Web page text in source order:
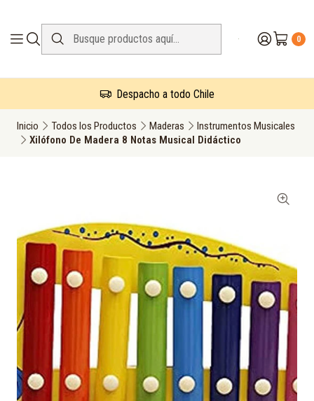
0
Despacho a todo Chile
Inicio Todos los Productos Maderas
Instrumentos Musicales
Xilófono De Madera 8 Notas Musical Didáctico